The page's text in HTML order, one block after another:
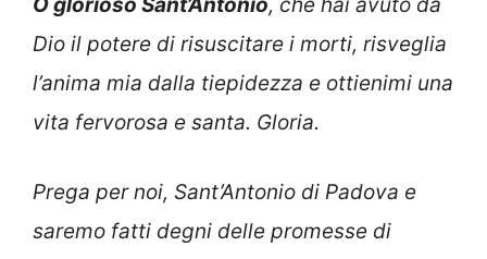
Dio il potere di risuscitare i morti, risveglia
l’anima mia dalla tiepidezza e ottienimi una
vita fervorosa e santa. Gloria.
Prega per noi, Sant’Antonio di Padova e
saremo fatti degni delle promesse di